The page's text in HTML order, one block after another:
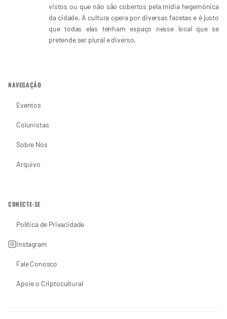
vistos ou que não são cobertos pela mídia hegemônica
da cidade. A cultura opera por diversas facetas e é justo
que todas elas tenham espaço nesse local que se
pretende ser plural e diverso.
NAVEGAÇÃO
Eventos
Colunistas
Sobre Nós
Arquivo
CONECTE-SE
Política de Privacidade
Instagram
Fale Conosco
Apoie o Criptocultural